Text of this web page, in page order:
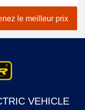
48V de golf
le meilleur prix
VEHICLE